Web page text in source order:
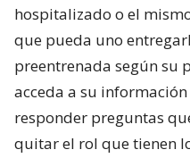
hospitalizado o el
que pueda uno
preentrenada según su
acceda a su
responder preguntas
quitar el rol que tienen